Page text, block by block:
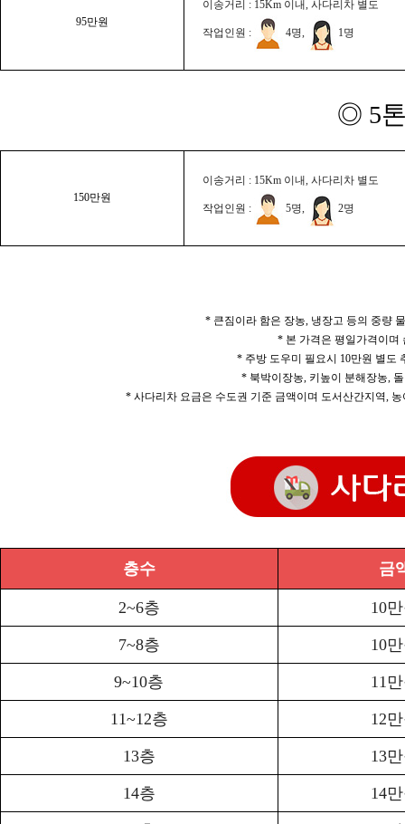
95만원
이송거리 : 15Km 이내, 사다리차 별도
작업인원 : 4명, 1명
◎ 5
150만원
이송거리 : 15Km 이내, 사다리차 별도
작업인원 : 5명, 2명
* 큰짐이라 함은 장농, 냉장고 등의 중량
* 본 가격은 평일가격이며
* 주방 도우미 필요시 10만원 별도
* 북박이장농, 키높이 분해장농,
* 사다리차 요금은 수도권 기준 금액이며 도서산간지역,
층수 금
2~6층 10
7~8층 10
9~10층 11
11~12층 12
13층 13
14층 14